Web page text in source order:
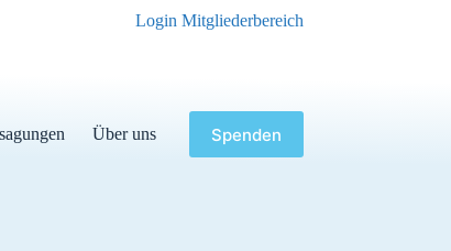
Login Mitgliederbereich
Über uns Spenden